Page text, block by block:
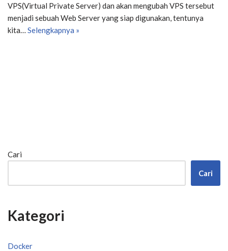
VPS(Virtual Private Server) dan akan mengubah VPS tersebut
menjadi sebuah Web Server yang siap digunakan, tentunya
kita… Selengkapnya »
Cari
Cari
Kategori
Docker